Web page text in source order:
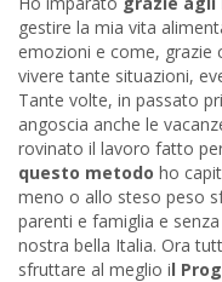
gestire la mia vita
emozioni e come,
vivere tante situazioni,
Tante volte, in passato
angoscia anche le
rovinato il lavoro fatto
questo metodo ho
meno o allo steso peso
parenti e famiglia e
nostra bella Italia. Ora
sfruttare al meglio il